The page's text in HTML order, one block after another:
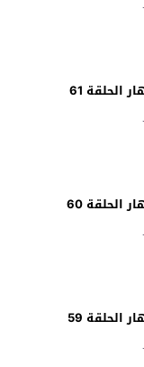
61
60
59